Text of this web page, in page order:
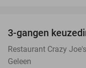
3-gangen
Restaurant Crazy Joe's
Geleen